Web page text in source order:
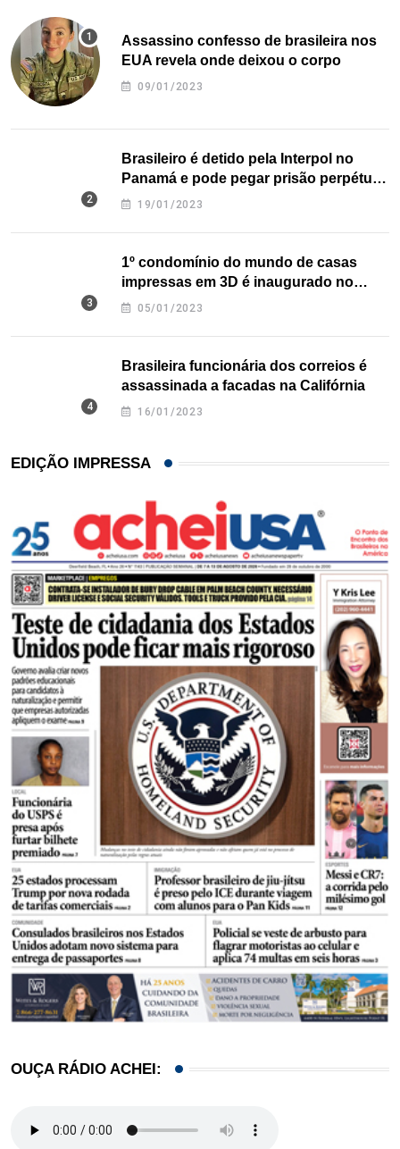
Assassino confesso de brasileira nos
EUA revela onde deixou o corpo
09/01/2023
Brasileiro é detido pela Interpol no
Panamá e pode pegar prisão perpétua
nos EUA
19/01/2023
1º condomínio do mundo de casas
impressas em 3D é inaugurado no
Texas
05/01/2023
Brasileira funcionária dos correios é
assassinada a facadas na Califórnia
16/01/2023
EDIÇÃO IMPRESSA
OUÇA RÁDIO ACHEI: